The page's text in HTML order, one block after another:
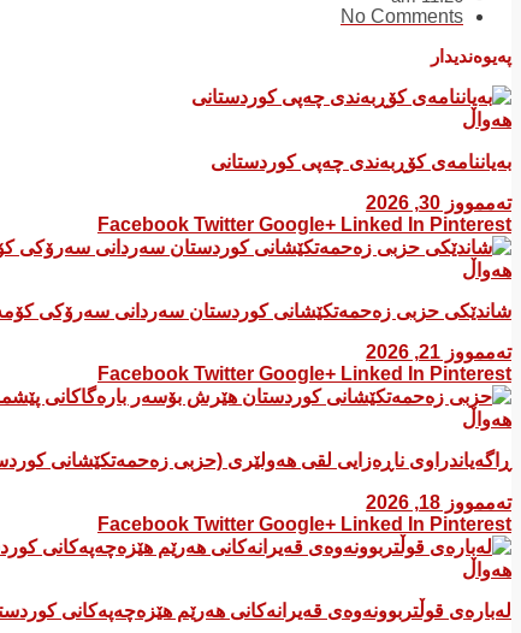
No Comments
پەیوەندیدار
هەواڵ
بەیاننامەی کۆڕبەندی چەپی کوردستانی
تەممووز 30, 2026
Facebook Twitter Google+ Linked In Pinterest
هەواڵ
شاندێکی حزبی زەحمەتکێشانی کوردستان سەردانی سەرۆکی
تەممووز 21, 2026
Facebook Twitter Google+ Linked In Pinterest
هەواڵ
ڕاگەیاندراوی ناڕەزایی لقی هەولێری (حزبی زەحمەتکێشانی
تەممووز 18, 2026
Facebook Twitter Google+ Linked In Pinterest
هەواڵ
لەبارەی قوڵتربوونەوەی قەیرانەكانی هەرێم هێزەچەپەكانی